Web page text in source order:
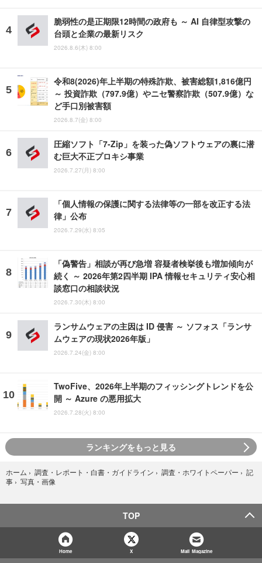
脆弱性の是正期限12時間の政府も ～ AI 自律型攻撃の
台頭と企業の最新リスク
2026.8.6(木) 8:00
令和8(2026)年上半期の特殊詐欺、被害総額1,816億円
～ 投資詐欺（797.9億）やニセ警察詐欺（507.9億）な
ど手口別被害額
2026.8.7(金) 8:00
圧縮ソフト「7-Zip」を装った偽ソフトウェアの裏に潜
む巨大不正プロキシ事業
2026.7.27(月) 8:00
「個人情報の保護に関する法律等の一部を改正する法
律」公布
2026.7.29(水) 8:05
「偽警告」相談が再び急増 容疑者検挙後も増加傾向が
続く ～ 2026年第2四半期 IPA 情報セキュリティ安心相
談窓口の相談状況
2026.7.30(木) 8:00
ランサムウェアの主因は ID 侵害 ～ ソフォス「ランサ
ムウェアの現状2026年版」
2026.7.24(金) 8:00
TwoFive、2026年上半期のフィッシングトレンドを公
開 ～ Azure の悪用拡大
2026.7.28(火) 8:00
ランキングをもっと見る
ホーム › 調査・レポート・白書・ガイドライン › 調査・ホワイトペーパー › 記
事 › 写真・画像
TOP
Home X Mail Magazine